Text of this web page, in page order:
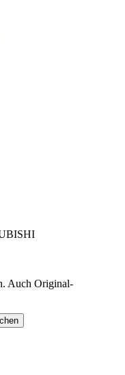
Auch Original-